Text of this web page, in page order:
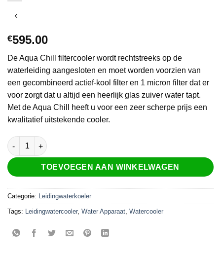
€595.00
De Aqua Chill filtercooler wordt rechtstreeks op de
waterleiding aangesloten en moet worden voorzien van
een gecombineerd actief-kool filter en 1 micron filter dat er
voor zorgt dat u altijd een heerlijk glas zuiver water tapt.
Met de Aqua Chill heeft u voor een zeer scherpe prijs een
kwalitatief uitstekende cooler.
Aqua Chill Floor leidingwaterkoeler aantal
TOEVOEGEN AAN WINKELWAGEN
Categorie: Leidingwaterkoeler
Tags: Leidingwatercooler, Water Apparaat, Watercooler